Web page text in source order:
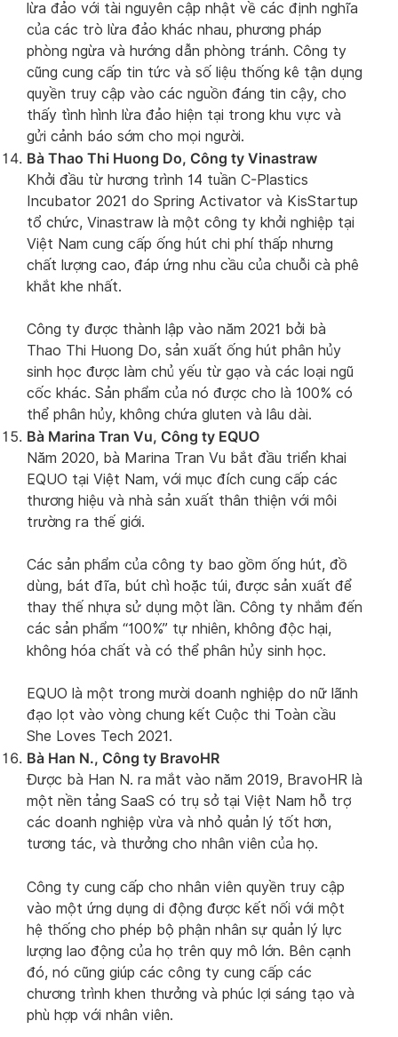
lừa đảo với tài nguyên cập nhật về các định nghĩa
của các trò lừa đảo khác nhau, phương pháp
phòng ngừa và hướng dẫn phòng tránh. Công ty
cũng cung cấp tin tức và số liệu thống kê tận dụng
quyền truy cập vào các nguồn đáng tin cậy, cho
thấy tình hình lừa đảo hiện tại trong khu vực và
gửi cảnh báo sớm cho mọi người.
Bà Thao Thi Huong Do, Công ty Vinastraw
Khởi đầu từ hương trình 14 tuần C-Plastics
Incubator 2021 do Spring Activator và KisStartup
tổ chức, Vinastraw là một công ty khởi nghiệp tại
Việt Nam cung cấp ống hút chi phí thấp nhưng
chất lượng cao, đáp ứng nhu cầu của chuỗi cà phê
khắt khe nhất.
Công ty được thành lập vào năm 2021 bởi bà
Thao Thi Huong Do, sản xuất ống hút phân hủy
sinh học được làm chủ yếu từ gạo và các loại ngũ
cốc khác. Sản phẩm của nó được cho là 100% có
thể phân hủy, không chứa gluten và lâu dài.
Bà Marina Tran Vu, Công ty EQUO
Năm 2020, bà Marina Tran Vu bắt đầu triển khai
EQUO tại Việt Nam, với mục đích cung cấp các
thương hiệu và nhà sản xuất thân thiện với môi
trường ra thế giới.
Các sản phẩm của công ty bao gồm ống hút, đồ
dùng, bát đĩa, bút chì hoặc túi, được sản xuất để
thay thế nhựa sử dụng một lần. Công ty nhắm đến
các sản phẩm “100%” tự nhiên, không độc hại,
không hóa chất và có thể phân hủy sinh học.
EQUO là một trong mười doanh nghiệp do nữ lãnh
đạo lọt vào vòng chung kết Cuộc thi Toàn cầu
She Loves Tech 2021.
Bà Han N., Công ty BravoHR
Được bà Han N. ra mắt vào năm 2019, BravoHR là
một nền tảng SaaS có trụ sở tại Việt Nam hỗ trợ
các doanh nghiệp vừa và nhỏ quản lý tốt hơn,
tương tác, và thưởng cho nhân viên của họ.
Công ty cung cấp cho nhân viên quyền truy cập
vào một ứng dụng di động được kết nối với một
hệ thống cho phép bộ phận nhân sự quản lý lực
lượng lao động của họ trên quy mô lớn. Bên cạnh
đó, nó cũng giúp các công ty cung cấp các
chương trình khen thưởng và phúc lợi sáng tạo và
phù hợp với nhân viên.